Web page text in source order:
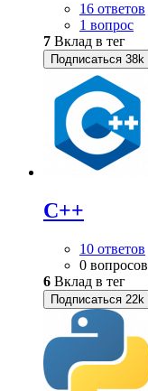
16 ответов
1 вопрос
7 Вклад в тег
Подписаться 38k
C++
10 ответов
0 вопросов
6 Вклад в тег
Подписаться 22k